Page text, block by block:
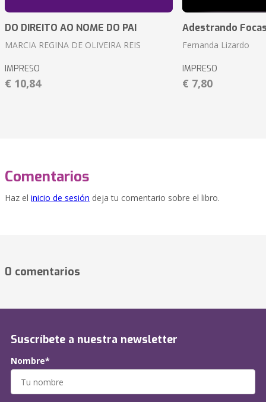
DO DIREITO AO NOME DO PAI
MARCIA REGINA DE OLIVEIRA REIS
IMPRESO
€ 10,84
Adestrando
Fernanda Lizardo
IMPRESO
€ 7,80
Comentarios
Haz el inicio de sesión deja tu comentario sobre el libro.
0 comentarios
Suscríbete a nuestra newsletter
Nombre*